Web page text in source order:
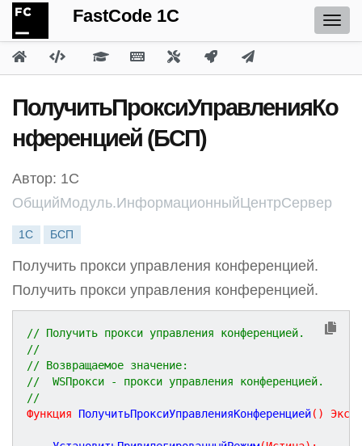
FastCode 1C
ПолучитьПроксиУправленияКо
нференцией (БСП)
Автор: 1С
ОбщийМодуль.ИнформационныйЦентрСервер
1С БСП
Получить прокси управления конференцией.
Получить прокси управления конференцией.
// Получить прокси управления конференцией.
//
// Возвращаемое значение:
//  WSПрокси - прокси управления конференцией.
//
Функция
ПолучитьПроксиУправленияКонференцией( )